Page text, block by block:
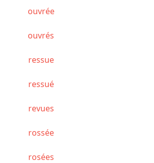
ouvrée
ouvrés
ressue
ressué
revues
rossée
rosées